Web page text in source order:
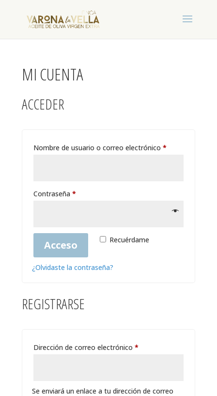
MI CUENTA
ACCEDER
Nombre de usuario o correo electrónico *Obligatorio
Contraseña *Obligatorio
Recuérdame
Acceso
¿Olvidaste la contraseña?
REGISTRARSE
Dirección de correo electrónico *Obligatorio
Se enviará un enlace a tu dirección de correo